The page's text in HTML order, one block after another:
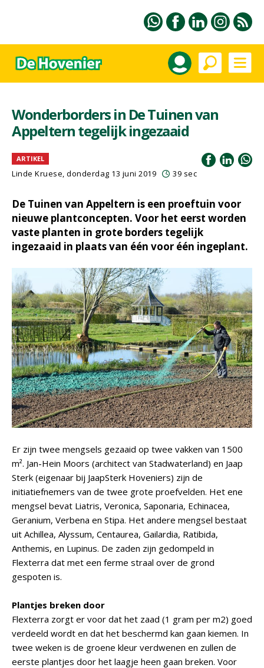
Wonderborders in De Tuinen van
Appeltern tegelijk ingezaaid
ARTIKEL
Linde Kruese, donderdag 13 juni 2019 39 sec
De Tuinen van Appeltern is een proeftuin voor
nieuwe plantconcepten. Voor het eerst worden
vaste planten in grote borders tegelijk
ingezaaid in plaats van één voor één ingeplant.
Er zijn twee mengsels gezaaid op twee vakken van 1500
m². Jan-Hein Moors (architect van Stadwaterland) en Jaap
Sterk (eigenaar bij JaapSterk Hoveniers) zijn de
initiatiefnemers van de twee grote proefvelden. Het ene
mengsel bevat Liatris, Veronica, Saponaria, Echinacea,
Geranium, Verbena en Stipa. Het andere mengsel bestaat
uit Achillea, Alyssum, Centaurea, Gailardia, Ratibida,
Anthemis, en Lupinus. De zaden zijn gedompeld in
Flexterra dat met een ferme straal over de grond
gespoten is.
Plantjes breken door
Flexterra zorgt er voor dat het zaad (1 gram per m2) goed
verdeeld wordt en dat het beschermd kan gaan kiemen. In
twee weken is de groene kleur verdwenen en zullen de
eerste plantjes door het laagje heen gaan breken. Voor